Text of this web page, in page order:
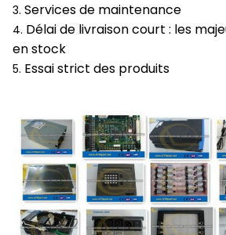
3. Services de maintenance
4. Délai de livraison court : les
en stock
5. Essai strict des produits